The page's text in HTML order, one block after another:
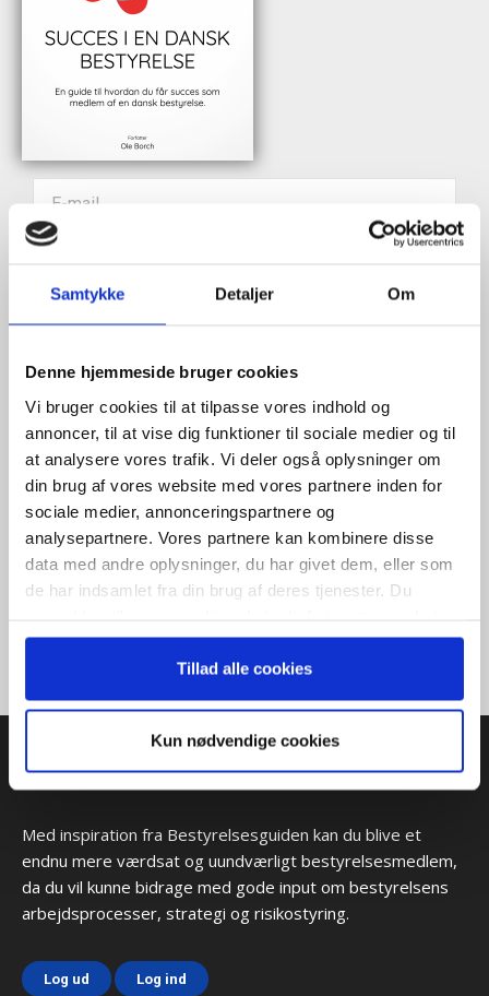
Samtykke Detaljer Om
Denne hjemmeside bruger cookies
Vi bruger cookies til at tilpasse vores indhold og
annoncer, til at vise dig funktioner til sociale medier og til
at analysere vores trafik. Vi deler også oplysninger om
din brug af vores website med vores partnere inden for
sociale medier, annonceringspartnere og
analysepartnere. Vores partnere kan kombinere disse
data med andre oplysninger, du har givet dem, eller som
de har indsamlet fra din brug af deres tjenester. Du
anvende vores hjemmeside.
Tillad alle cookies
Kun nødvendige cookies
Når du trykker "modtag bogen" bliver du tilmeldt Bestyrelsesguidens
Modtag bogen direkte i din
mailboks
Når du trykker "modtag bogen" bliver du tilmeldt
Bestyrelsesguidens ugentlige nyehdsbrev samt markedsføring
via mail
Med inspiration fra Bestyrelsesguiden kan du blive et
endnu mere værdsat og uundværligt bestyrelsesmedlem,
da du vil kunne bidrage med gode input om bestyrelsens
arbejdsprocesser, strategi og risikostyring.
Log ud Log ind